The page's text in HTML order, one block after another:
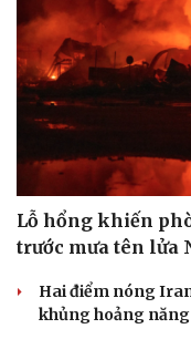
Lỗ hổng khiến
trước mưa tên lửa
Hai điểm nóng
khủng hoảng